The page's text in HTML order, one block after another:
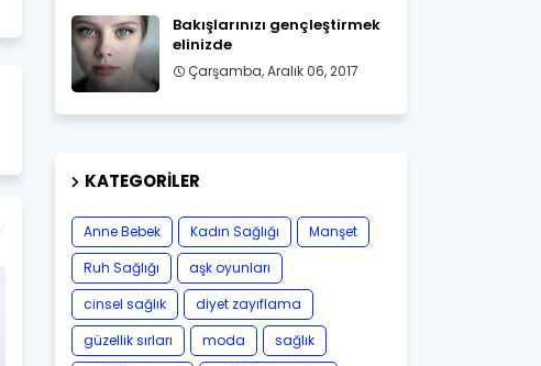
Bakışlarınızı gençleştirmek
elinizde
Çarşamba, Aralık 06, 2017
KATEGORILER
Anne Bebek Kadın Sağlığı
Manşet
Ruh Sağlığı
aşk oyunları
cinsel sağlık
diyet zayıflama
güzellik sırları
moda
sağlık